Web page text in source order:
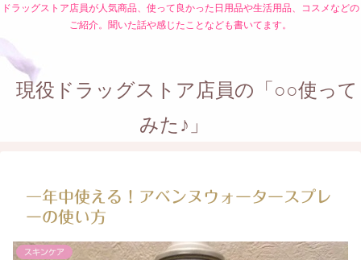
ドラッグストア店員が人気商品、使って良かった日用品や生活用品、コスメなどの
ご紹介。聞いた話や感じたことなども書いてます。
現役ドラッグストア店員の「○○使って
みた♪」
一年中使える！アベンヌウォータースプレ
ーの使い方
スキンケア